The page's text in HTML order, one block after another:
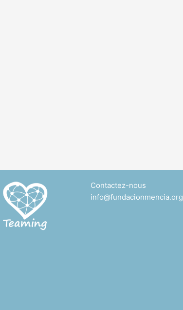
Contactez-nous
info@fundacionmencia.org